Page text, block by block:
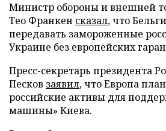
Министр обороны и внешней
Тео Франкен сказал, что
передавать замороженные
Украине без европейских
Пресс-секретарь президента
Песков заявил, что Европа
российские активы для
машины» Киева.